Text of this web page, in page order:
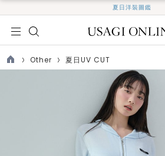
夏日洋裝圖鑑
TOP
Other 夏日UV CUT